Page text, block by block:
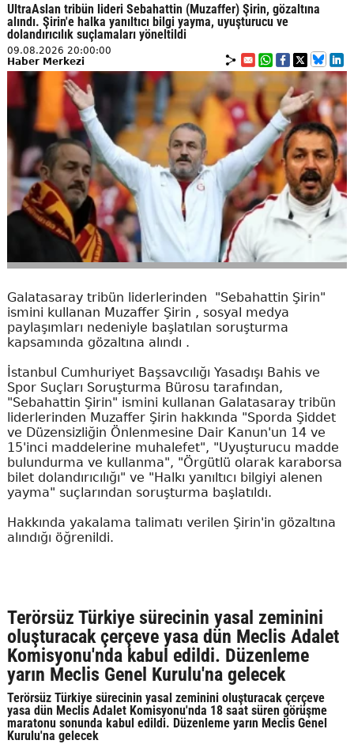
UltraAslan tribün lideri Sebahattin (Muzaffer) Şirin, gözaltına
alındı. Şirin'e halka yanıltıcı bilgi yayma, uyuşturucu ve
dolandırıcılık suçlamaları yöneltildi
09.08.2026 20:00:00
Haber Merkezi
Galatasaray tribün liderlerinden "Sebahattin Şirin"
ismini kullanan Muzaffer Şirin , sosyal medya
paylaşımları nedeniyle başlatılan soruşturma
kapsamında gözaltına alındı .
İstanbul Cumhuriyet Başsavcılığı Yasadışı Bahis ve
Spor Suçları Soruşturma Bürosu tarafından,
"Sebahattin Şirin" ismini kullanan Galatasaray tribün
liderlerinden Muzaffer Şirin hakkında "Sporda Şiddet
ve Düzensizliğin Önlenmesine Dair Kanun'un 14 ve
15'inci maddelerine muhalefet", "Uyuşturucu madde
bulundurma ve kullanma", "Örgütlü olarak karaborsa
bilet dolandırıcılığı" ve "Halkı yanıltıcı bilgiyi alenen
yayma" suçlarından soruşturma başlatıldı.
Hakkında yakalama talimatı verilen Şirin'in gözaltına
alındığı öğrenildi.
Terörsüz Türkiye sürecinin yasal zeminini
oluşturacak çerçeve yasa dün Meclis Adalet
Komisyonu'nda kabul edildi. Düzenleme
yarın Meclis Genel Kurulu'na gelecek
Terörsüz Türkiye sürecinin yasal zeminini oluşturacak çerçeve
yasa dün Meclis Adalet Komisyonu'nda 18 saat süren görüşme
maratonu sonunda kabul edildi. Düzenleme yarın Meclis Genel
Kurulu'na gelecek